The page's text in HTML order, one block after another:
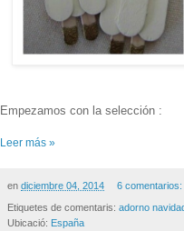
Empezamos con la selección :
Leer más »
en diciembre 04, 2014 6 comentarios:
Etiquetes de comentaris: adorno
Ubicació: España